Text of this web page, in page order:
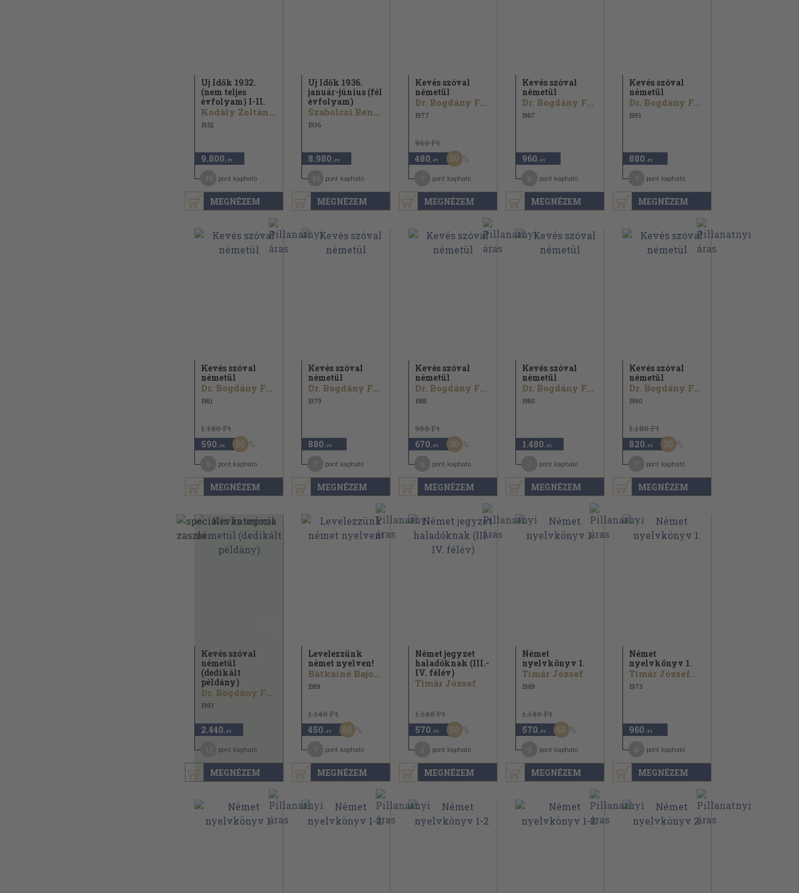
MEGNÉZEM
Uj Idők 1932.
(nem teljes
évfolyam) I-II.
Kodály Zoltán...
1932
9.800 ,-Ft
pont kapható
MEGNÉZEM
Uj Idők 1936.
január-június (fél
évfolyam)
Szabolcsi Bence...
1936
8.980 ,-Ft
pont kapható
MEGNÉZEM
Kevés szóval
németül
Dr. Bogdány Ferenc
1977
960 Ft
480 ,-Ft 50
pont kapható
MEGNÉZEM
Kevés szóval
németül
Dr. Bogdány Ferenc
1987
960 ,-Ft
pont kapható
MEGNÉZEM
Kevés szóval
németül
Dr. Bogdány Ferenc
1991
880 ,-Ft
pont kapható
MEGNÉZEM
Kevés szóval
németül
Dr. Bogdány Ferenc
1981
1.180 Ft
590 ,-Ft 50
pont kapható
MEGNÉZEM
Kevés szóval
németül
Dr. Bogdány Ferenc
1979
880 ,-Ft
pont kapható
MEGNÉZEM
Kevés szóval
németül
Dr. Bogdány Ferenc
1985
960 Ft
670 ,-Ft 30
pont kapható
MEGNÉZEM
Kevés szóval
németül
Dr. Bogdány Ferenc
1980
1.480 ,-Ft
pont kapható
MEGNÉZEM
Kevés szóval
németül
Dr. Bogdány Ferenc
1990
1.180 Ft
820 ,-Ft 30
pont kapható
MEGNÉZEM
Kevés szóval
németül
(dedikált
példány)
Dr. Bogdány Ferenc
1993
2.440 ,-Ft
pont kapható
MEGNÉZEM
Levelezzünk
német nyelven!
Bátkainé Bajor Erzsébet
1989
1.140 Ft
450 ,-Ft 60
pont kapható
MEGNÉZEM
Német jegyzet
haladóknak (III.-
IV. félév)
Timár József
1.140 Ft
570 ,-Ft 50
pont kapható
MEGNÉZEM
Német
nyelvkönyv 1.
Timár József
1969
1.140 Ft
570 ,-Ft 50
pont kapható
MEGNÉZEM
Német
nyelvkönyv 1.
Timár József...
1973
960 ,-Ft
pont kapható